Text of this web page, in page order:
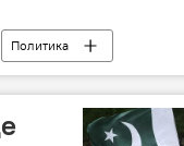
Политика